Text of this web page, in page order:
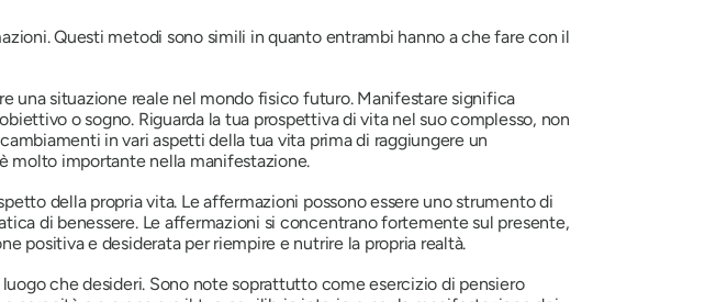
Questi metodi sono simili in quanto entrambi hanno a che fare con il
una situazione reale nel mondo fisico futuro. Manifestare significa
o sogno. Riguarda la tua prospettiva di vita nel suo complesso, non
in vari aspetti della tua vita prima di raggiungere un
molto importante nella manifestazione.
della propria vita. Le affermazioni possono essere uno strumento di
di benessere. Le affermazioni si concentrano fortemente sul presente,
positiva e desiderata per riempire e nutrire la propria realtà.
che desideri. Sono note soprattutto come esercizio di pensiero